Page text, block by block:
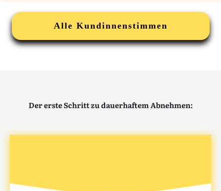
Alle Kundinnenstimmen
Der erste Schritt zu dauerhaftem Abnehmen: